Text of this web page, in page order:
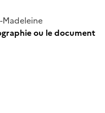
Madeleine
ou le document